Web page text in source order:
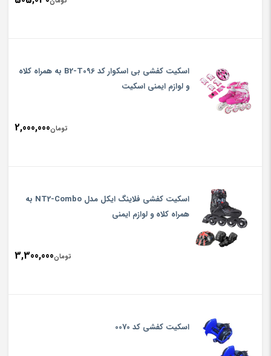
اسکیت کفشی بی اسکوار کد B2-T096 به همراه کلاه
و لوازم ایمنی اسکیت
تومان2,000,000
اسکیت کفشی فلاینگ ایکل مدل NT2-Combo به
همراه کلاه و لوازم ایمنی
تومان3,300,000
اسکیت کفشی کد 0070